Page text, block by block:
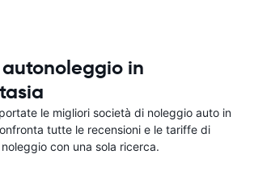
in
le migliori società di noleggio auto in
tutte le recensioni e le tariffe di
con una sola ricerca.